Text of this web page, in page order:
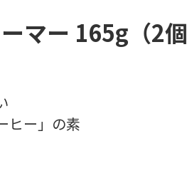
マー 165g（2個
ヒー」の素